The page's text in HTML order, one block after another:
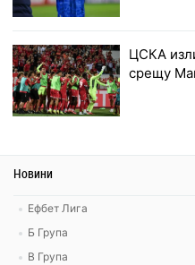
ЦСКА
срещу
Новини
Ефбет Лига
Б Група
В Група